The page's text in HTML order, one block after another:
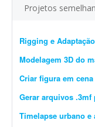
Projetos
Criar figura em
Timelapse urbano e